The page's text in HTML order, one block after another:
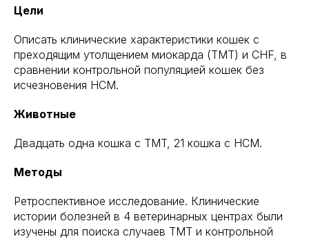
Цели
Описать клинические характеристики кошек с
преходящим утолщением миокарда (TMT) и CHF, в
сравнении контрольной популяцией кошек без
исчезновения HCM.
Животные
Двадцать одна кошка с TMT, 21 кошка с HCM.
Методы
Ретроспективное исследование. Клинические
истории болезней в 4 ветеринарных центрах были
изучены для поиска случаев TMT и контрольной